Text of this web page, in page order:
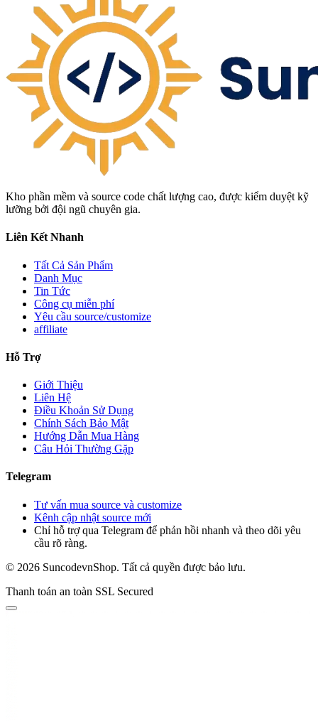
Kho phần mềm và source code chất lượng cao, được kiểm duyệt kỹ
lưỡng bởi đội ngũ chuyên gia.
Liên Kết Nhanh
Tất Cả Sản Phẩm
Danh Mục
Tin Tức
Công cụ miễn phí
Yêu cầu source/customize
affiliate
Hỗ Trợ
Giới Thiệu
Liên Hệ
Điều Khoản Sử Dụng
Chính Sách Bảo Mật
Hướng Dẫn Mua Hàng
Câu Hỏi Thường Gặp
Telegram
Tư vấn mua source và customize
Kênh cập nhật source mới
Chỉ hỗ trợ qua Telegram để phản hồi nhanh và theo dõi yêu
cầu rõ ràng.
© 2026 SuncodevnShop. Tất cả quyền được bảo lưu.
Thanh toán an toàn SSL Secured